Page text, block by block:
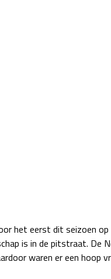
het eerst dit seizoen
is in de pitstraat. De
waren er een hoop